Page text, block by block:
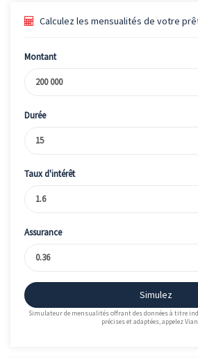
Calculez les mensualités de votre
Montant
Durée
Taux d'intérêt
Assurance
Simulez
Simulateur de mensualités offrant des données à titre
précises et adaptées, appelez